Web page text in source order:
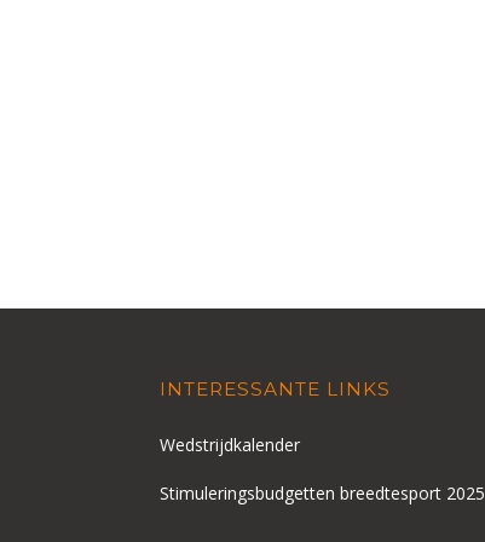
INTERESSANTE LINKS
Wedstrijdkalender
Stimuleringsbudgetten breedtesport 2025